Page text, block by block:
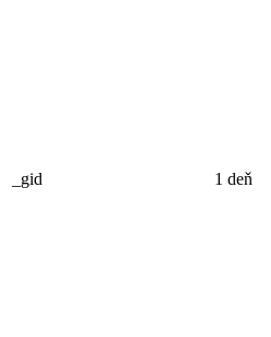
_gid 1 deň